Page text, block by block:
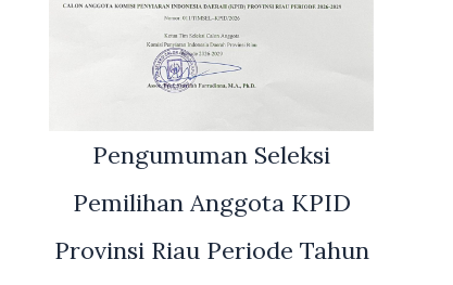
Pengumuman Seleksi
Pemilihan Anggota KPID
Provinsi Riau Periode Tahun